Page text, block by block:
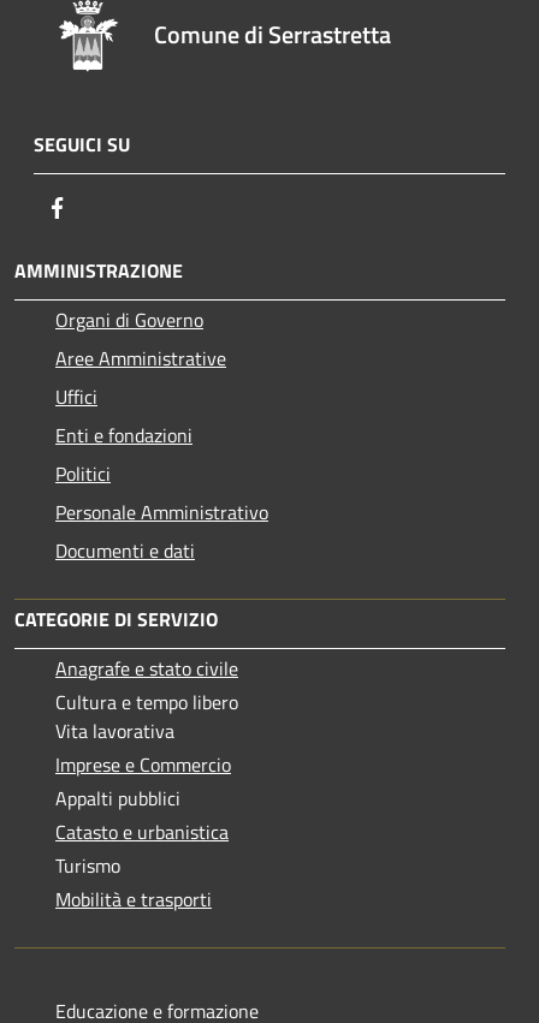
Comune di Serrastretta
SEGUICI SU
AMMINISTRAZIONE
Organi di Governo
Aree Amministrative
Uffici
Enti e fondazioni
Politici
Personale Amministrativo
Documenti e dati
CATEGORIE DI SERVIZIO
Anagrafe e stato civile
Cultura e tempo libero
Vita lavorativa
Imprese e Commercio
Appalti pubblici
Catasto e urbanistica
Turismo
Mobilità e trasporti
Educazione e formazione